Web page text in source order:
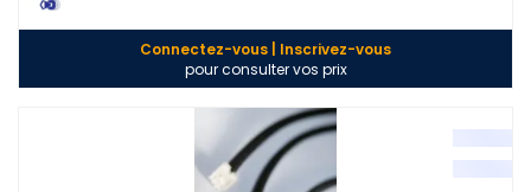
Connectez-vous | Inscrivez-vous
pour consulter vos prix